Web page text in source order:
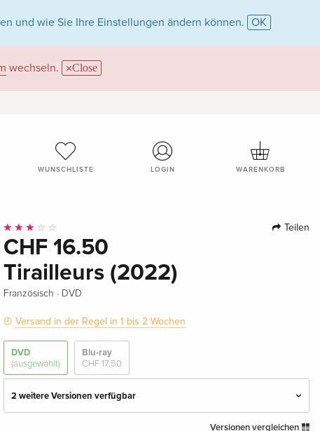
und wie Sie Ihre Einstellungen ändern können. OK
wechseln. Close
WUNSCHLISTE LOGIN WARENKORB
Teilen
CHF 16.50
Tirailleurs (2022)
Französisch · DVD
Versand in der Regel in 1 bis 2 Wochen
DVD
(ausgewählt)
Blu-ray
CHF 17.50
2 weitere Versionen verfügbar
Versionen vergleichen